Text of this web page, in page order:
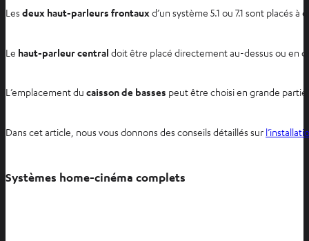
Les deux haut-parleurs frontauxd’un système 5.1 ou 7.1 sont
Le haut-parleur central doit être placé directement au-dessus ou en
L’emplacement du caisson de basses peut être choisi en grande
Dans cet article, nous vous donnons des conseils détaillés sur
Systèmes home-cinéma complets